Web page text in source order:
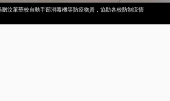
汶萊華校自動手部消毒機等防疫物資，協助各校防制疫情